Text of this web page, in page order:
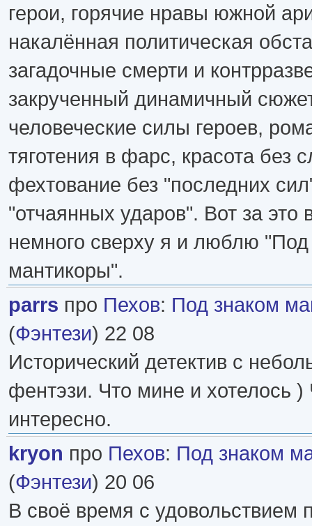
герои, горячие нравы южной
накалённая политическая
загадочные смерти и
закрученный динамичный
человеческие силы героев,
тяготения в фарс, красота без
фехтование без "последних
"отчаянных ударов". Вот за это
немного сверху я и люблю "Под
мантикоры".
parrs про Пехов: Под знаком
(Фэнтези) 22 08
Исторический детектив с
фентэзи. Что мине и хотелось )
интересно.
kryon про Пехов: Под знаком
(Фэнтези) 20 06
В своё время с удовольствием